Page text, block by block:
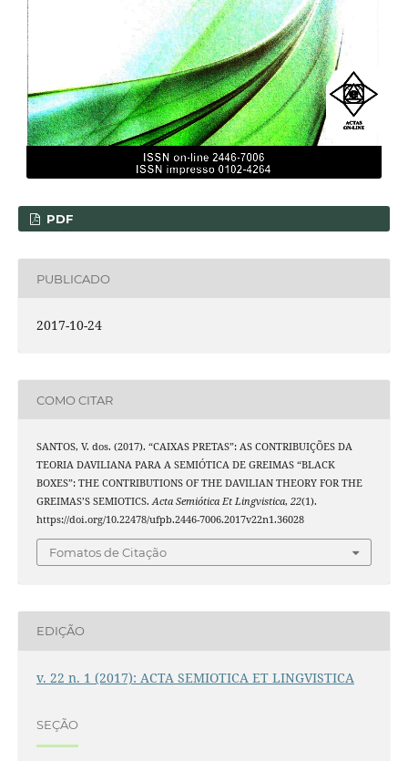
PDF
PUBLICADO
2017-10-24
COMO CITAR
SANTOS, V. dos. (2017). “CAIXAS PRETAS”: AS CONTRIBUIÇÕES DA
TEORIA DAVILIANA PARA A SEMIÓTICA DE GREIMAS “BLACK
BOXES”: THE CONTRIBUTIONS OF THE DAVILIAN THEORY FOR THE
GREIMAS’S SEMIOTICS.Acta Semiótica Et Lingvistica, 22(1).
https://doi.org/10.22478/ufpb.2446-7006.2017v22n1.36028
Fomatos de Citação
EDIÇÃO
v. 22 n. 1 (2017): ACTA SEMIOTICA ET LINGVISTICA
SEÇÃO